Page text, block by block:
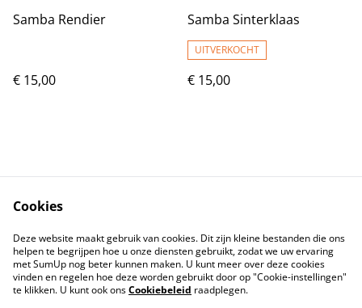
Samba Rendier
€ 15,00
Samba Sinterklaas
UITVERKOCHT
€ 15,00
Contact
Voorwaarden
Privacybeleid
Cookiebeleid
Cookies
Deze website maakt gebruik van cookies. Dit zijn kleine bestanden die ons
helpen te begrijpen hoe u onze diensten gebruikt, zodat we uw ervaring
met SumUp nog beter kunnen maken. U kunt meer over deze cookies
vinden en regelen hoe deze worden gebruikt door op "Cookie-instellingen"
te klikken. U kunt ook onsCookiebeleid raadplegen.